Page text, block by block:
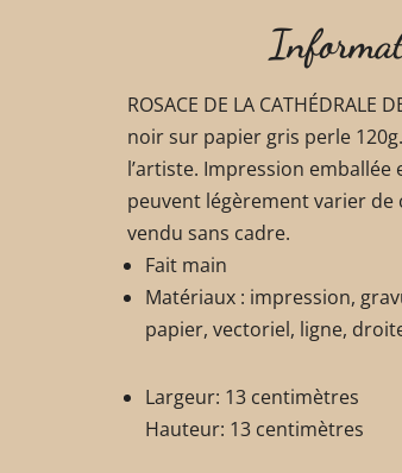
ROSACE DE LA
noir sur papier gris perle
l’artiste. Impression
peuvent légèrement varier
vendu sans cadre.
Fait main
Matériaux : impression,
papier, vectoriel, ligne,
Largeur: 13 centimètres
Hauteur: 13 centimètres